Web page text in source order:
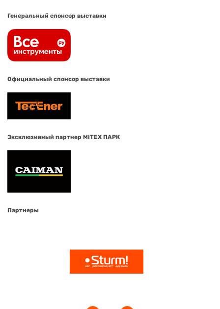
Генеральный спонсор выставки
Официальный спонсор выставки
Эксклюзивный партнер MITEX ПАРК
Партнеры